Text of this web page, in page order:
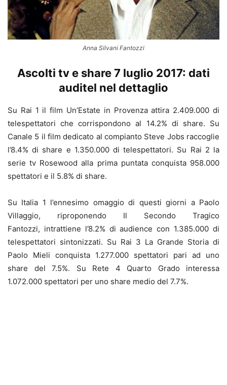
Anna Silvani Fantozzi
Ascolti tv e share 7 luglio 2017: dati
auditel nel dettaglio
Su Rai 1 il film Un’Estate in Provenza attira 2.409.000 di
telespettatori che corrispondono al 14.2% di share. Su
Canale 5 il film dedicato al compianto Steve Jobs raccoglie
l’8.4% di share e 1.350.000 di telespettatori. Su Rai 2 la
serie tv Rosewood alla prima puntata conquista 958.000
spettatori e il 5.8% di share.
Su Italia 1 l’ennesimo omaggio di questi giorni a Paolo
Villaggio, riproponendo Il Secondo Tragico
Fantozzi, intrattiene l’8.2% di audience con 1.385.000 di
telespettatori sintonizzati. Su Rai 3 La Grande Storia di
Paolo Mieli conquista 1.277.000 spettatori pari ad uno
share del 7.5%. Su Rete 4 Quarto Grado interessa
1.072.000 spettatori per uno share medio del 7.7%.